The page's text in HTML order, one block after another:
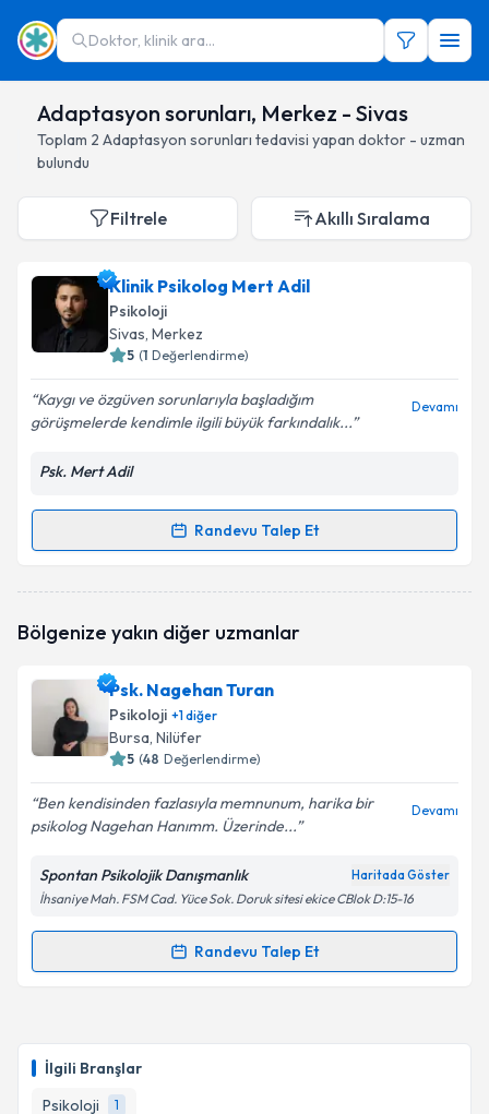
Doktor, klinik ara...
Adaptasyon sorunları, Merkez - Sivas
Toplam 2 Adaptasyon sorunları tedavisi yapan doktor - uzman
bulundu
İlgili Branşlar
Psikoloji
1
Filtrele Akıllı Sıralama
Klinik Psikolog Mert Adil
Psikoloji
Sivas, Merkez
5 (1 Değerlendirme)
Kaygı ve özgüven sorunlarıyla başladığım
görüşmelerde kendimle ilgili büyük farkındalık...
Devamı
Psk. Mert Adil
Randevu Talep Et
Randevu Takvimi Talebi
oluşturun. Size bu uzmandan randevu almanız için bir
E-posta Adresiniz
Kişisel verilerimin işlenmesine ilişkinAydınlatma
Metni'ni okudum ve kişisel verilerimin belirtilen
Bölgenize yakın diğer uzmanlar
Psk. Nagehan Turan
Psikoloji +1diğer
Bursa, Nilüfer
5 (48 Değerlendirme)
Ben kendisinden fazlasıyla memnunum, harika bir
psikolog Nagehan Hanımm. Üzerinde...
Devamı
Spontan Psikolojik Danışmanlık Haritada Göster
İhsaniye Mah. FSM Cad. Yüce Sok. Doruk sitesi ekice CBlok D:15-16
Randevu Talep Et
Randevu Takvimi Talebi
takvim hazırlandığında e-posta ile bilgilendireceğiz.